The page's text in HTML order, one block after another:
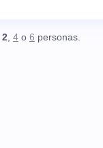
2, 4 o 6 personas.